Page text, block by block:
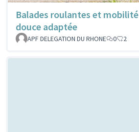
Balades roulantes et mobilité
douce adaptée
APF DELEGATION DU RHONE
0 2